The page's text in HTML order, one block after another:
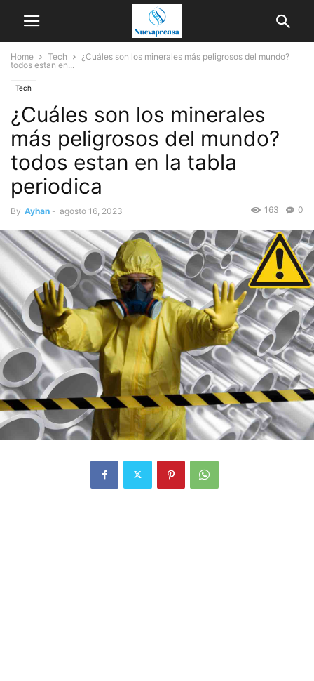
Home Tech
¿Cuáles son los minerales más peligrosos del mundo?
todos estan en...
Tech
¿Cuáles son los minerales
más peligrosos del mundo?
todos estan en la tabla
periodica
By Ayhan - agosto 16, 2023 0
163